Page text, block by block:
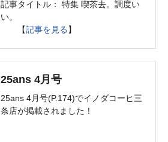
記事タイトル： 特集 喫茶去。調度い
い。
【記事を見る 】
25ans 4月号
25ans 4月号(P.174)でイノダコーヒ三
条店が掲載されました！